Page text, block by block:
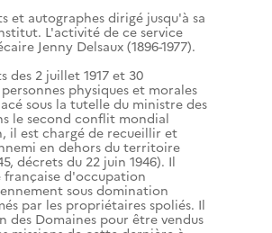
et autographes dirigé jusqu'à sa
L'activité de ce service
Jenny Delsaux (1896-1977).
des 2 juillet 1917 et 30
physiques et morales
sous la tutelle du ministre des
le second conflit mondial
il est chargé de recueillir et
en dehors du territoire
décrets du 22 juin 1946). Il
française d'occupation
sous domination
par les propriétaires spoliés. Il
des Domaines pour être vendus